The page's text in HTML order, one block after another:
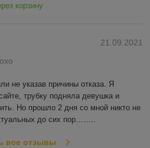
корзину
21.09.2021
не указав причины отказа. Я
трубку подняла девушка и
Но прошло 2 дня со мной никто не
до сих пор……..
все отзывы